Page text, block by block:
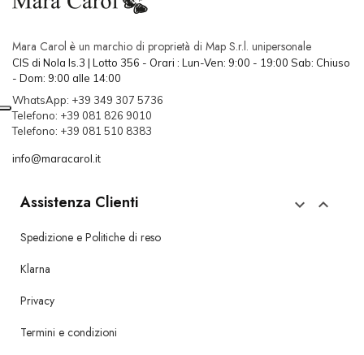
Mara Carol è un marchio di proprietà di Map S.r.l. unipersonale
CIS di Nola Is.3 | Lotto 356 - Orari : Lun-Ven: 9:00 - 19:00 Sab: Chiuso
- Dom: 9:00 alle 14:00
WhatsApp: +39 349 307 5736
Telefono: +39 081 826 9010
Telefono: +39 081 510 8383
info@maracarol.it
Assistenza Clienti  
Spedizione e Politiche di reso
Klarna
Privacy
Termini e condizioni